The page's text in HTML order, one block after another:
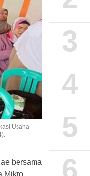
Usaha
bersama
Mikro
3
4
5
6